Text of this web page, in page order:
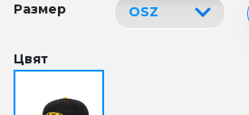
Размер
Цвят